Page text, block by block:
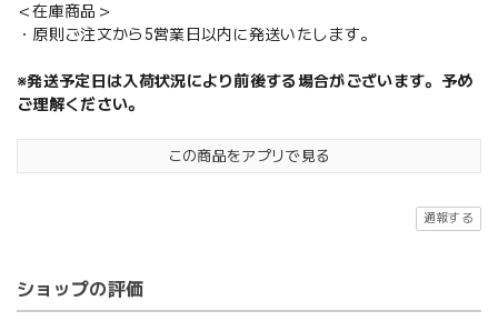
＜在庫商品＞
・原則ご注文から5営業日以内に発送いたします。
※発送予定日は入荷状況により前後する場合がございます。予め
ご理解ください。
この商品をアプリで見る
通報する
ショップの評価